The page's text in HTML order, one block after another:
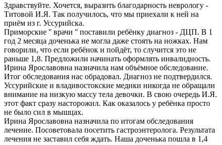
Здравствуйте. Хочется, выразить благодарность неврологу -
Титовой И.Я. Так получилось, что мы приехали к ней на
приём из г. Уссурийска.
Приморские '' врачи '' поставили ребёнку диагноз - ДЦП. В 1
год 2 месяца доченька не могла даже стоять на ножках. Нам
говорили, что если ребёнок и пойдёт, то случится это не
раньше 1,8. Предложили начинать оформлять инвалидность.
Ирина Ярославовна назначила нам объёмное обследование.
Итог обследования нас обрадовал. Диагноз не подтвердился.
Уссурийские и владивостокские медики никогда не обращали
внимание на низкую массу тела девочки. В свою очередь И.Я.
этот факт сразу насторожил. Как оказалось у ребёнка просто
не было сил в мышцах.
Ирина Ярославовна назначила по итогам обследования
лечение. Посоветовала посетить гастроэнтеролога. Результата
лечения не заставил себя ждать. Наша доченька пошла в 1,4